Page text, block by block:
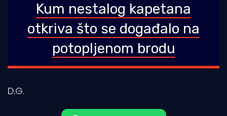
Kum nestalog kapetana
otkriva što se događalo na
potopljenom brodu
D.G.